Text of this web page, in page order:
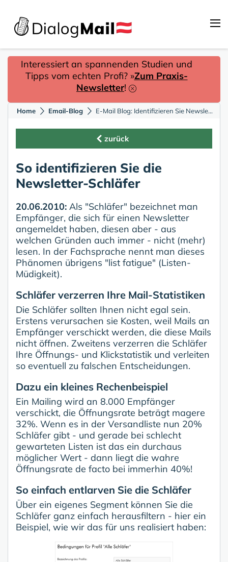
Interessiert an spannenden Studien und
Tipps vom echten Profi? »Zum Praxis-
Newsletter!
Home Email-Blog E-Mail Blog: Identifizieren Sie Newsletter-Schläfer
zurück
So identifizieren Sie die
Newsletter-Schläfer
20.06.2010: Als "Schläfer" bezeichnet man
Empfänger, die sich für einen Newsletter
angemeldet haben, diesen aber - aus
welchen Gründen auch immer - nicht (mehr)
lesen. In der Fachsprache nennt man dieses
Phänomen übrigens "list fatigue" (Listen-
Müdigkeit).
Schläfer verzerren Ihre Mail-Statistiken
Die Schläfer sollten Ihnen nicht egal sein.
Erstens verursachen sie Kosten, weil Mails an
Empfänger verschickt werden, die diese Mails
nicht öffnen. Zweitens verzerren die Schläfer
Ihre Öffnungs- und Klickstatistik und verleiten
so eventuell zu falschen Entscheidungen.
Dazu ein kleines Rechenbeispiel
Ein Mailing wird an 8.000 Empfänger
verschickt, die Öffnungsrate beträgt magere
32%. Wenn es in der Versandliste nun 20%
Schläfer gibt - und gerade bei schlecht
gewarteten Listen ist das ein durchaus
möglicher Wert - dann liegt die wahre
Öffnungsrate de facto bei immerhin 40%!
So einfach entlarven Sie die Schläfer
Über ein eigenes Segment können Sie die
Schläfer ganz einfach herausfiltern - hier ein
Beispiel, wie wir das für uns realisiert haben: